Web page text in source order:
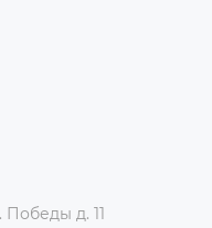
Победы д. 11